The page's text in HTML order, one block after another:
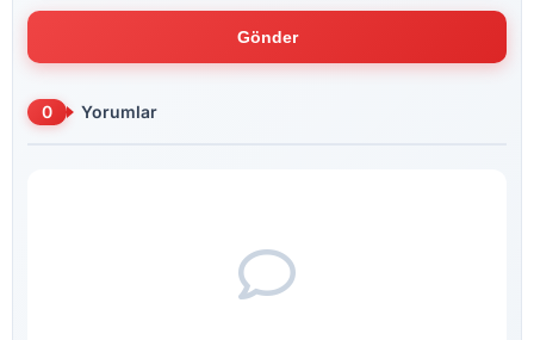
Gönder
0 Yorumlar